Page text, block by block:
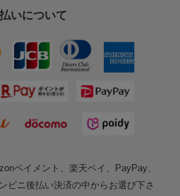
いについて
ペイメント、楽天ペイ、PayPay、
ビニ後払い決済の中からお選び下さ